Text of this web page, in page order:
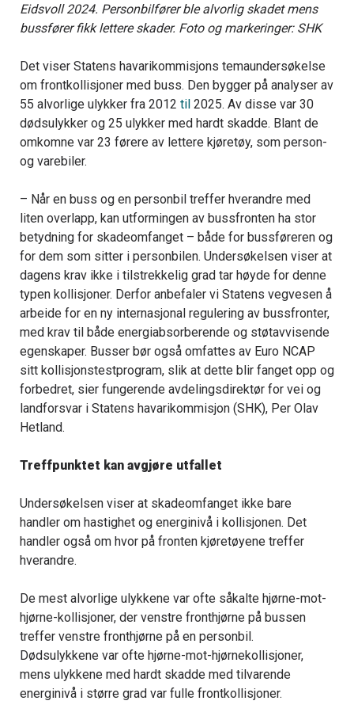
Eidsvoll 2024. Personbilfører ble alvorlig skadet mens
bussfører fikk lettere skader. Foto og markeringer: SHK
Det viser Statens havarikommisjons temaundersøkelse
om frontkollisjoner med buss. Den bygger på analyser av
55 alvorlige ulykker fra 2012 til 2025. Av disse var 30
dødsulykker og 25 ulykker med hardt skadde. Blant de
omkomne var 23 førere av lettere kjøretøy, som person-
og varebiler.
– Når en buss og en personbil treffer hverandre med
liten overlapp, kan utformingen av bussfronten ha stor
betydning for skadeomfanget – både for bussføreren og
for dem som sitter i personbilen. Undersøkelsen viser at
dagens krav ikke i tilstrekkelig grad tar høyde for denne
typen kollisjoner. Derfor anbefaler vi Statens vegvesen å
arbeide for en ny internasjonal regulering av bussfronter,
med krav til både energiabsorberende og støtavvisende
egenskaper. Busser bør også omfattes av Euro NCAP
sitt kollisjonstestprogram, slik at dette blir fanget opp og
forbedret, sier fungerende avdelingsdirektør for vei og
landforsvar i Statens havarikommisjon (SHK), Per Olav
Hetland.
Treffpunktet kan avgjøre utfallet
Undersøkelsen viser at skadeomfanget ikke bare
handler om hastighet og energinivå i kollisjonen. Det
handler også om hvor på fronten kjøretøyene treffer
hverandre.
De mest alvorlige ulykkene var ofte såkalte hjørne-mot-
hjørne-kollisjoner, der venstre fronthjørne på bussen
treffer venstre fronthjørne på en personbil.
Dødsulykkene var ofte hjørne-mot-hjørnekollisjoner,
mens ulykkene med hardt skadde med tilvarende
energinivå i større grad var fulle frontkollisjoner.